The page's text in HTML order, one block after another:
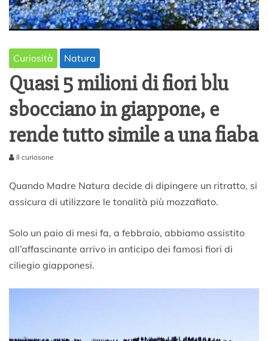
Curiosità Natura
Quasi 5 milioni di fiori blu
sbocciano in giappone, e
rende tutto simile a una fiaba
5
A
p
i
e
2
2
Il curiosone
Quando Madre Natura decide di dipingere un ritratto, si
assicura di utilizzare le tonalità più mozzafiato.
Solo un paio di mesi fa, a febbraio, abbiamo assistito
all’affascinante arrivo in anticipo dei famosi fiori di
ciliegio giapponesi.